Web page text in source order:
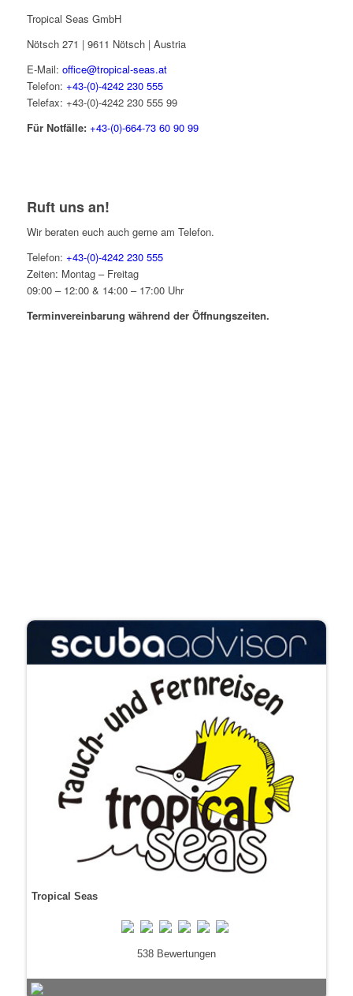
Tropical Seas GmbH
Nötsch 271 | 9611 Nötsch | Austria
E-Mail: office@tropical-seas.at
Telefon: +43-(0)-4242 230 555
Telefax: +43-(0)-4242 230 555 99
Für Notfälle: +43-(0)-664-73 60 90 99
Ruft uns an!
Wir beraten euch auch gerne am Telefon.
Telefon: +43-(0)-4242 230 555
Zeiten: Montag – Freitag
09:00 – 12:00 & 14:00 – 17:00 Uhr
Terminvereinbarung während der Öffnungszeiten.
Tropical Seas
538 Bewertungen